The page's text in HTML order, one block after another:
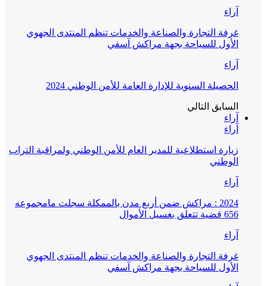
آراء
غرفة التجارة والصناعة والخدمات تنظم المنتدى الجهوي
الأول للسياحة بجهة مراكش آسفي
آراء
الحصيلة السنوية للإدارة العامة للأمن الوطني 2024
السابق التالي
آراء
آراء
زيارة استطلاعية للمدير العام للأمن الوطني ولمراقبة التراب
الوطني
آراء
2024 : مراكش ضمن أربع مدن بالممكلة سجلت مامجموعه
656 قضية تتعلق بغسيل الأموال
آراء
غرفة التجارة والصناعة والخدمات تنظم المنتدى الجهوي
الأول للسياحة بجهة مراكش آسفي